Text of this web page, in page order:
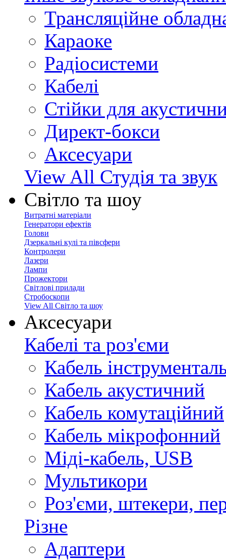
Трансляційне
Караоке
Радіосистеми
Кабелі
Стійки для
Директ-бокси
Аксесуари
View All Студія та звук
Світло та шоу
Витратні матеріали
Генератори ефектів
Голови
Дзеркальні кулі та півсфери
Контролери
Лазери
Лампи
Прожектори
Світлові прилади
Стробоскопи
View All Світло та шоу
Аксесуари
Кабелі та роз'єми
Кабель
Кабель акустичний
Кабель комутаційний
Кабель мікрофонний
Міді-кабель, USB
Мультикори
Роз'єми, штекери,
Різне
Адаптери